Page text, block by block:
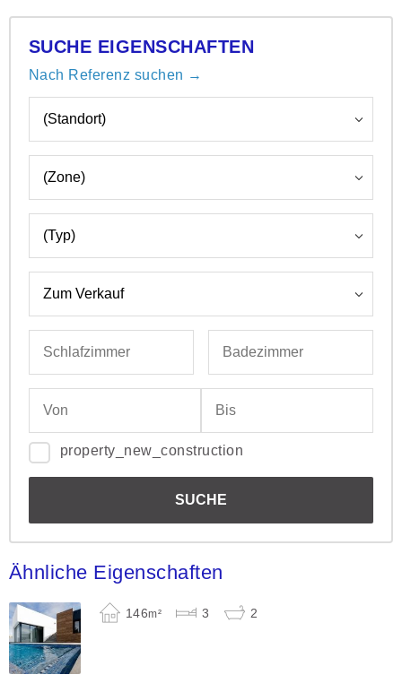
SUCHE EIGENSCHAFTEN
Nach Referenz suchen →
property_new_construction
Ähnliche Eigenschaften
146m² 3 2